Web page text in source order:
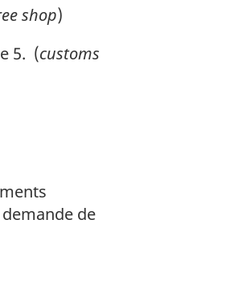
shop)
5. (customs
de